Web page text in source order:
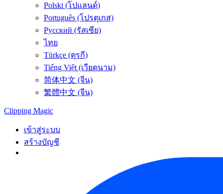
Polski (โปแลนด์)
Português (โปรตุเกส)
Русский (รัสเซีย)
ไทย
Türkçe (ตุรกี)
Tiếng Việt (เวียดนาม)
简体中文 (จีน)
繁體中文 (จีน)
Clipping Magic
เข้าสู่ระบบ
สร้างบัญชี